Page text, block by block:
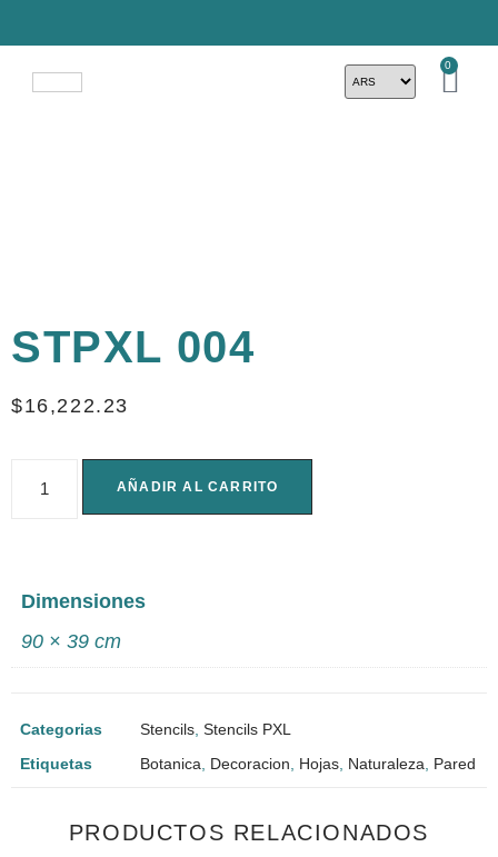
0
STPXL 004
$16,222.23
AÑADIR AL CARRITO
Dimensiones
90 × 39 cm
Categorias Stencils, Stencils PXL
Etiquetas
Botanica, Decoracion, Hojas, Naturaleza, Pared
PRODUCTOS RELACIONADOS